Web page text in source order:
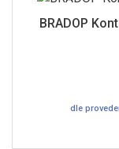
BRADOP
dle